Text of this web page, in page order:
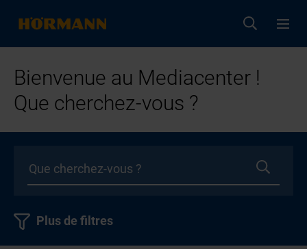
Bienvenue au Mediacenter !
Que cherchez-vous ?
Plus de filtres